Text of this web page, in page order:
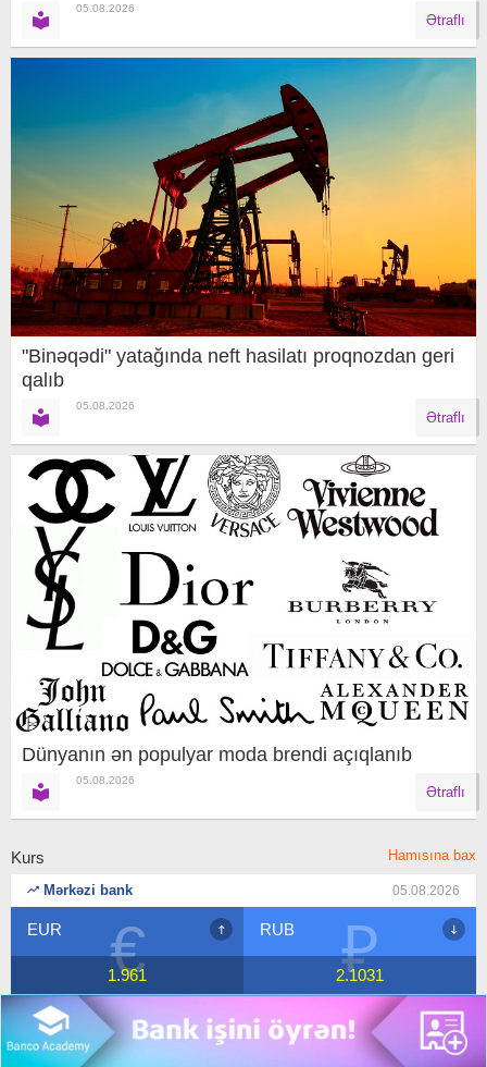
05.08.2026
Ətraflı
"Binəqədi" yatağında neft hasilatı proqnozdan geri
qalıb
05.08.2026
Ətraflı
Dünyanın ən populyar moda brendi açıqlanıb
05.08.2026
Ətraflı
Kurs Hamısına bax
Mərkəzi bank 05.08.2026
₽
RUB
2.1031 $
USD
1.7